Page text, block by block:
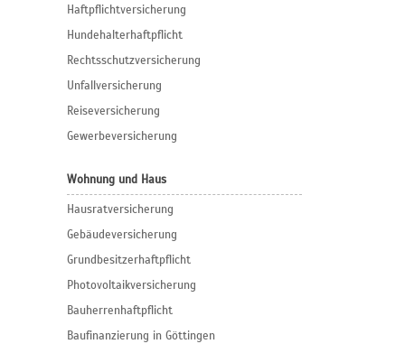
Haftpflichtversicherung
Hundehalterhaftpflicht
Rechtsschutzversicherung
Unfallversicherung
Reiseversicherung
Gewerbeversicherung
Wohnung und Haus
Hausratversicherung
Gebäudeversicherung
Grundbesitzerhaftpflicht
Photovoltaikversicherung
Bauherrenhaftpflicht
Baufinanzierung in Göttingen